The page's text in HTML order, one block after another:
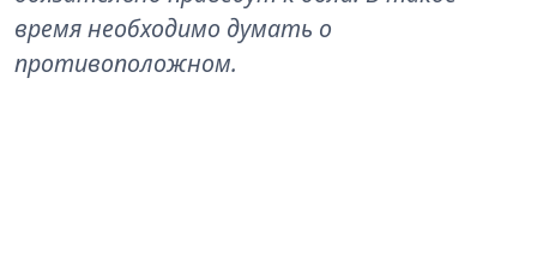
время необходимо думать о
противоположном.